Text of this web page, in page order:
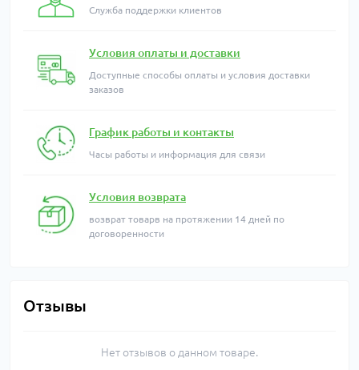
Служба поддержки клиентов
Условия оплаты и доставки
Доступные способы оплаты и условия доставки
заказов
График работы и контакты
Часы работы и информация для связи
Условия возврата
возврат товарв на протяжении 14 дней по
договоренности
Отзывы
Нет отзывов о данном товаре.